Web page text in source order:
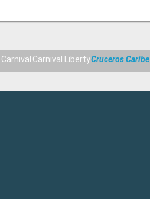
Carnival Carnival LibertyCruceros Caribe